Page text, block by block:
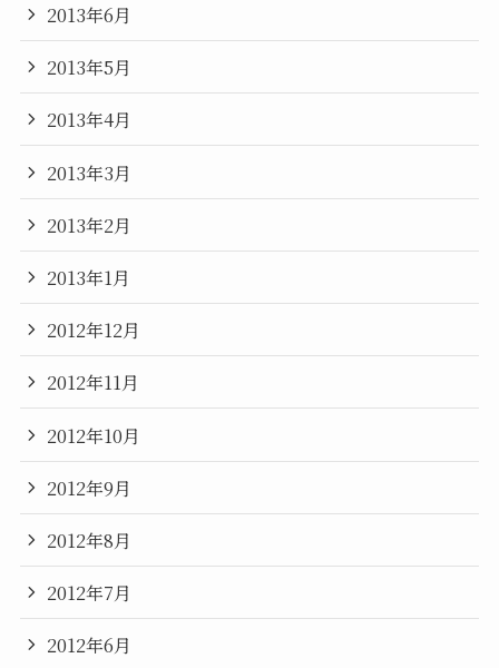
2013年6月
2013年5月
2013年4月
2013年3月
2013年2月
2013年1月
2012年12月
2012年11月
2012年10月
2012年9月
2012年8月
2012年7月
2012年6月